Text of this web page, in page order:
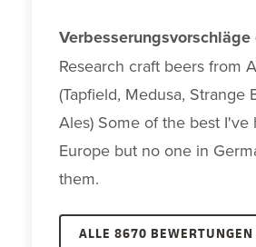
Research craft beers from
(Tapfield, Medusa, Strange
Ales) Some of the best I've
Europe but no one in
them.
ALLE 8670 BEWERTUNGEN